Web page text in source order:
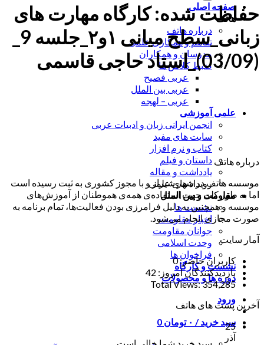
صفحه اصلی
هاتف
درباره هاتف
تفاهم و همکاری علمی
مدرسان و همکاران
ضبط کلاس ها
عربی فصیح
عربی بین الملل
عربی – لهجه
علمی آموزشی
انجمن ایرانی زبان و ادبیات عربی
سایت های مفید
کتاب و نرم افزار
داستان و فیلم
یادداشت و مقاله
رویداد های علمی
مقاومت و بین الملل
نشست ها
اخبار مقاومت
جوانان مقاومت
وحدت اسلامی
فراخوان ها
نشست و کارگاه
دوره ها و محصولات
ورود
سبد خرید / ۰ تومان 0
حفاظت شده: کارگاه مهارت های
(03/09)_استاد حاجی قاسمی
درباره هاتف
موسسه هاتف در شهر شیراز و با مجوز کشوری به ثبت رسیده است
اما به طور کلی جهت استفاده‌ی همه‌ی هموطنان از آموزش‌های
موسسه و همچنین به دلیل فرامرزی بودن فعالیت‌ها، تمام برنامه به
صورت مجازی انجام می‌شود.
آمار سایت
کاربران حاضر:0
بازدیدکنندگان امروز: 42
Total Views:354,285
آخرین پست های هاتف
25
آذر